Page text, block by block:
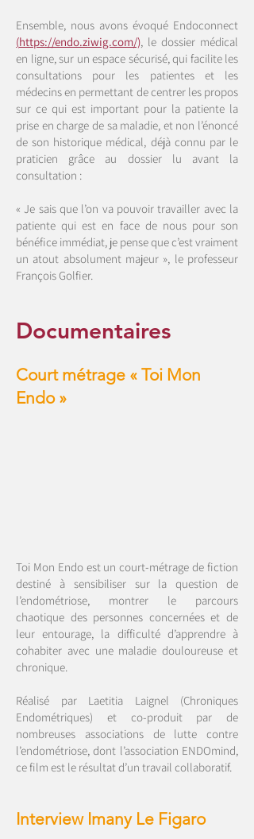
Ensemble, nous avons évoqué Endoconnect
(https://endo.ziwig.com/), le dossier médical
en ligne, sur un espace sécurisé, qui facilite les
consultations pour les patientes et les
médecins en permettant de centrer les propos
sur ce qui est important pour la patiente la
prise en charge de sa maladie, et non l’énoncé
de son historique médical, déjà connu par le
praticien grâce au dossier lu avant la
consultation :
« Je sais que l’on va pouvoir travailler avec la
patiente qui est en face de nous pour son
bénéfice immédiat, je pense que c’est vraiment
un atout absolument majeur », le professeur
François Golfier.
Documentaires
Court métrage « Toi Mon
Endo »
Toi Mon Endo est un court-métrage de fiction
destiné à sensibiliser sur la question de
l’endométriose, montrer le parcours
chaotique des personnes concernées et de
leur entourage, la difficulté d’apprendre à
cohabiter avec une maladie douloureuse et
chronique.
Réalisé par Laetitia Laignel (Chroniques
Endométriques) et co-produit par de
nombreuses associations de lutte contre
l’endométriose, dont l’association ENDOmind,
ce film est le résultat d’un travail collaboratif.
Interview Imany Le Figaro